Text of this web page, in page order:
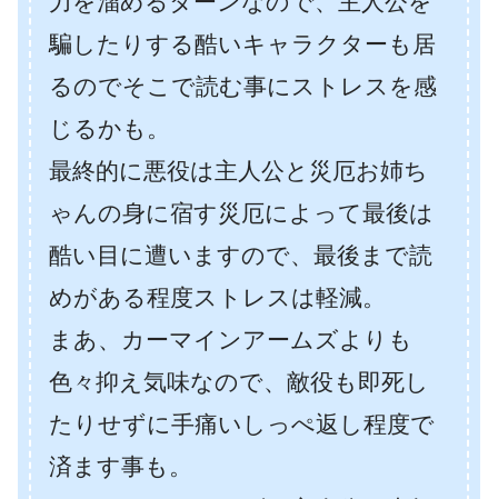
騙したりする酷いキャラクターも居
るのでそこで読む事にストレスを感
じるかも。
最終的に悪役は主人公と災厄お姉ち
ゃんの身に宿す災厄によって最後は
酷い目に遭いますので、最後まで読
めがある程度ストレスは軽減。
まあ、カーマインアームズよりも
色々抑え気味なので、敵役も即死し
たりせずに手痛いしっぺ返し程度で
済ます事も。